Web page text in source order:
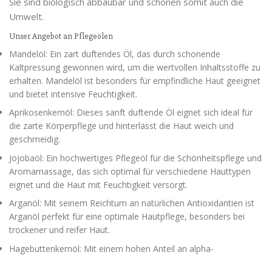
Umwelt.
Unser Angebot an Pflegeölen
Mandelöl: Ein zart duftendes Öl, das durch schonende
Kaltpressung gewonnen wird, um die wertvollen Inhaltsstoffe zu
erhalten. Mandelöl ist besonders für empfindliche Haut geeignet
und bietet intensive Feuchtigkeit.
Aprikosenkernöl: Dieses sanft duftende Öl eignet sich ideal für
die zarte Körperpflege und hinterlässt die Haut weich und
geschmeidig.
Jojobaöl: Ein hochwertiges Pflegeöl für die Schönheitspflege und
Aromamassage, das sich optimal für verschiedene Hauttypen
eignet und die Haut mit Feuchtigkeit versorgt.
Arganöl: Mit seinem Reichtum an natürlichen Antioxidantien ist
Arganöl perfekt für eine optimale Hautpflege, besonders bei
trockener und reifer Haut.
Hagebuttenkernöl: Mit einem hohen Anteil an alpha-